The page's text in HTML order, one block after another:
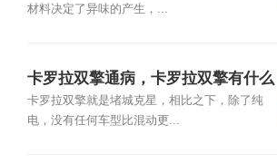
材料决定了异味的产生，...
卡罗拉双擎通病，卡罗拉双擎有什么
缺点
卡罗拉双擎就是堵城克星，相比之下，除了纯
电，没有任何车型比混动更...